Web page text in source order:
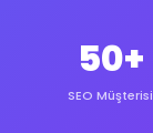
50+
SEO Müşterisi